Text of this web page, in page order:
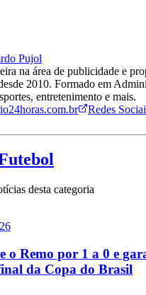
Pujol
na área de publicidade e
2010. Formado em
entretenimento e mais.
Redes
desta categoria
o Remo por 1 a 0 e
da Copa do Brasil